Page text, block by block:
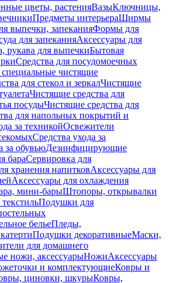
цветы, растенияВазыКлючницы,
Предметы интерьераШирмы
выпечки, запеканияФормы для
для запеканияАксессуары для
рукава для выпечкиБытовая
Средства для посудомоечных
чистящие
для стекол и зеркалЧистящие
Чистящие средства для
посудыЧистящие средства для
для напольных покрытий и
за техникойОсвежители
Средства ухода за
за обувьюДезинфицирующие
бараСервировка для
хранения напитковАксессуары для
Аксессуары для охлаждения
мини-барыШтопоры, открывалки
Подушки для
бельеПледы,
Подушки декоративныеМаски,
для домашнего
ножи, аксессуарыНожиАксессуары
и комплектующиеКовры и
циновки, шкурыКовры,